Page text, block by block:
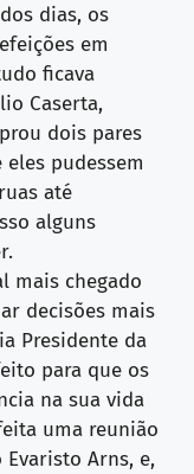
dias, os
em
ficava
Caserta,
dois pares
eles pudessem
até
alguns
mais chegado
decisões mais
Presidente da
para que os
na sua vida
uma reunião
Arns, e,